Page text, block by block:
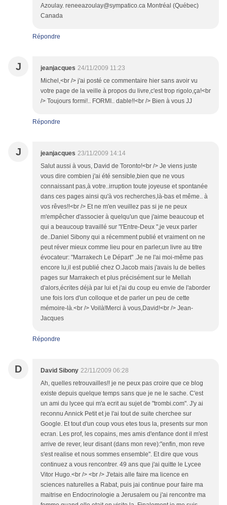
Azoulay. reneeazoulay@sympatico.ca Montréal (Québec)
Canada
Répondre
J jeanjacques 24/11/2009 11:23
Michel,<br /> j'ai posté ce commentaire hier sans avoir vu
votre page de la veille à propos du livre,c'est trop rigolo,ça!<br
/> Toujours formi!.. FORMI.. dable!!<br /> Bien à vous JJ
Répondre
J jeanjacques 23/11/2009 14:14
Salut aussi à vous, David de Toronto!<br /> Je viens juste
vous dire combien j'ai été sensible,bien que ne vous
connaissant pas,à votre..irruption toute joyeuse et spontanée
dans ces pages ainsi qu'à vos recherches,là-bas et même.. à
vos rêves!!<br /> Et ne m'en veuillez pas si je ne peux
m'empêcher d'associer à quelqu'un que j'aime beaucoup et
qui a beaucoup travaillé sur "l'Entre-Deux ",je veux parler
de..Daniel Sibony qui a récemment publié et vraiment on ne
peut réver mieux comme lieu pour en parler,un livre au titre
évocateur: "Marrakech Le Départ" .Je ne l'ai moi-même pas
encore lu,il est publié chez O.Jacob mais j'avais lu de belles
pages sur Marrakech et plus précisément sur le Mellah
d'alors,écrites déjà par lui et j'ai du coup eu envie de l'aborder
une fois lors d'un colloque et de parler un peu de cette
mémoire-là.<br /> Voilà!Merci à vous,David!<br /> Jean-
Jacques
Répondre
D David Sibony 22/11/2009 06:28
Ah, quelles retrouvailles!! je ne peux pas croire que ce blog
existe depuis quelque temps sans que je ne le sache. C'est
un ami du lycee qui m'a ecrit au sujet de "trombi.com". J'y ai
reconnu Annick Petit et je l'ai tout de suite cherchee sur
Google. Et tout d'un coup vous etes tous la, presents sur mon
ecran. Les prof, les copains, mes amis d'enfance dont il m'est
arrive de rever, leur disant (dans mon reve):"enfin, mon reve
s'est realise et nous sommes ensemble". Et dire que vous
continuez a vous rencontrer. 49 ans que j'ai quitte le Lycee
Vitor Hugo.<br /> <br /> J'etais alle faire ma licence en
sciences naturelles a Rabat, puis jai continue pour faire ma
maitrise en Endocrinologie a Jerusalem ou j'ai rencontre ma